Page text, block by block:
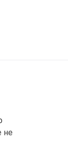
не